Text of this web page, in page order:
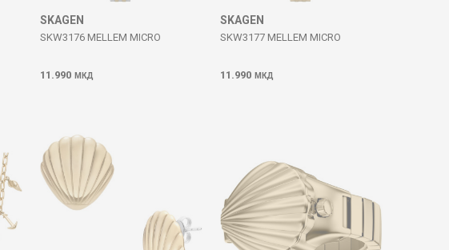
SKAGEN
SKW3176 MELLEM MICRO
11.990 МКД
SKAGEN
SKW3177 MELLEM MICRO
11.990 МКД